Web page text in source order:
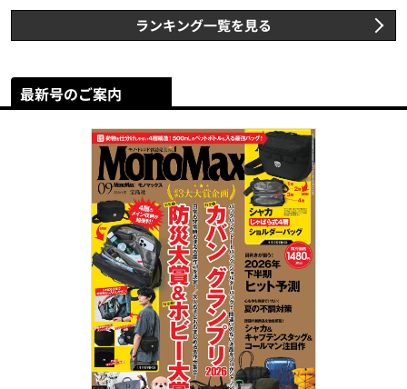
ランキング一覧を見る
最新号のご案内